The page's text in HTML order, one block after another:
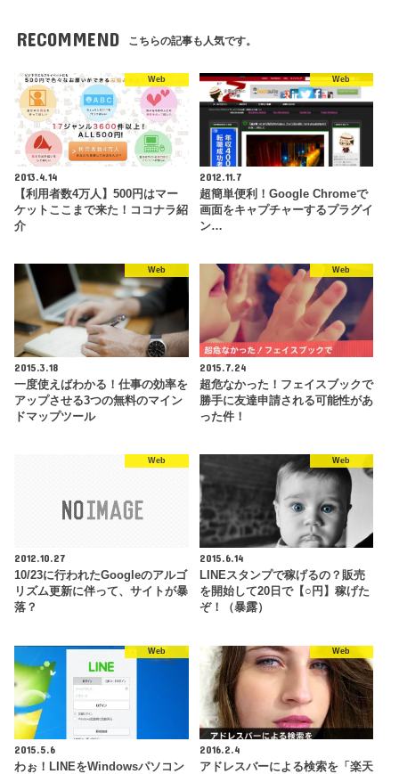
RECOMMEND こちらの記事も人気です。
Web
2013.4.14
【利用者数4万人】500円はマー
ケットここまで来た！ココナラ紹
介
Web
2012.11.7
超簡単便利！Google Chromeで
画面をキャプチャーするプラグイ
ン…
Web
2015.3.18
一度使えばわかる！仕事の効率を
アップさせる3つの無料のマイン
ドマップツール
Web
2015.7.24
超危なかった！フェイスブックで
勝手に友達申請される可能性があ
った件！
Web
2012.10.27
10/23に行われたGoogleのアルゴ
リズム更新に伴って、サイトが暴
落？
Web
2015.6.14
LINEスタンプで稼げるの？販売
を開始して20日で【○円】稼げた
ぞ！（暴露）
Web
2015.5.6
わぉ！LINEをWindowsパソコン
Web
2016.2.4
アドレスバーによる検索を「楽天